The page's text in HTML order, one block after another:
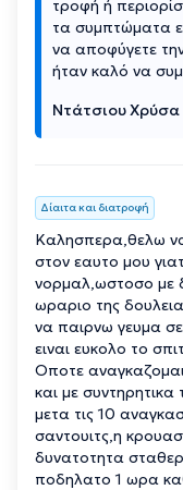
τροφή ή
τα συμπτώματα
να αποφύγετε
ήταν καλό να
Ντάτσιου Χρύσα
Δίαιτα και διατροφή
Kαλησπερα,θελω
στον εαυτο μου
νορμαλ,ωστοσο με
ωραριο της
να παιρνω γευμα
ειναι ευκολο το
Οποτε
και με
μετα τις 10
σαντουιτς,η
δυνατοτητα
ποδηλατο 1 ωρα